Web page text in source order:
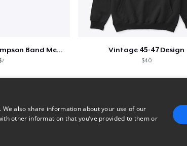
Shine - Bobby Thompson Band Merch Vintage 45-47 Design
$40
also share information about your use of our
other information that you’ve provided to them or